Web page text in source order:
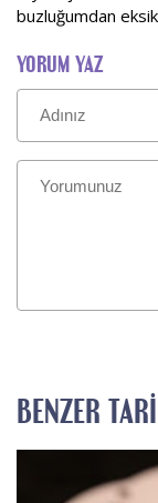
buzluğumdan
YORUM YAZ
BENZER